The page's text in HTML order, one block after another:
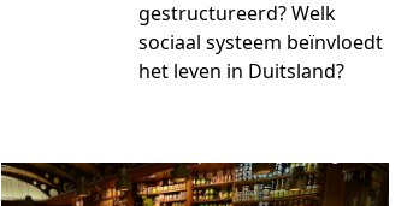
gestructureerd? Welk
sociaal systeem beïnvloedt
het leven in Duitsland?